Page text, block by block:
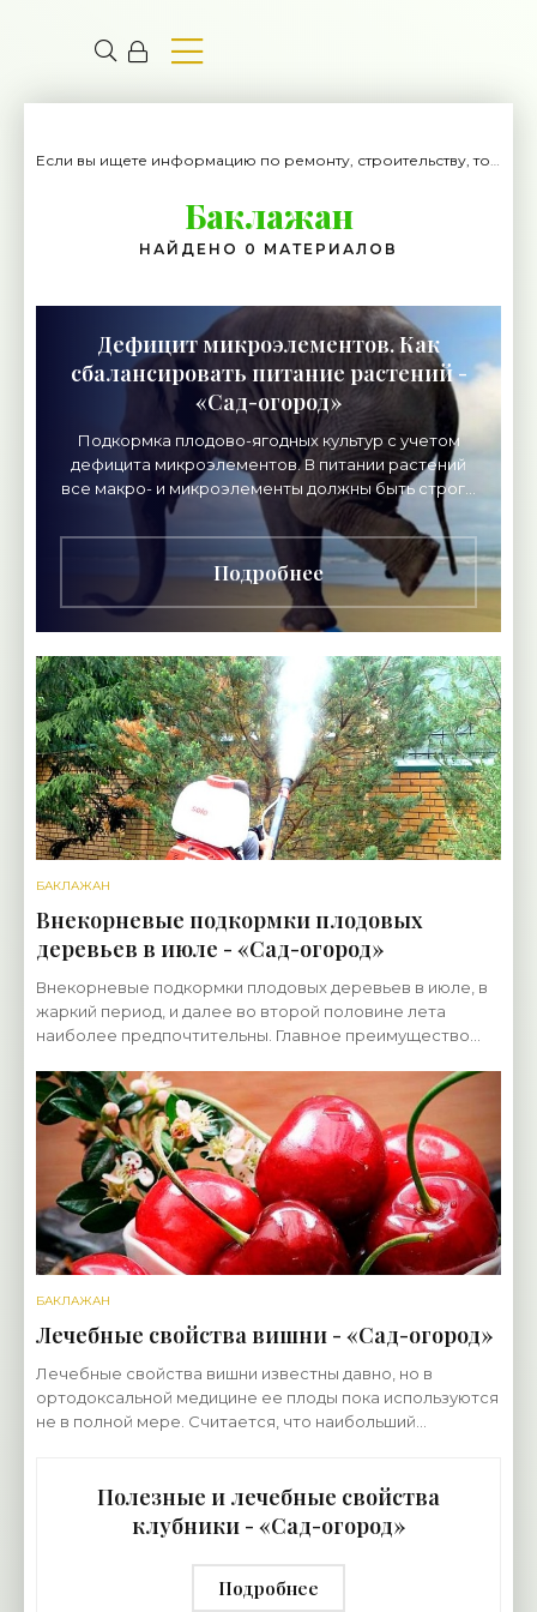
Если вы ищете информацию по ремонту, строительству, то вы попали на нужный сайт.
Баклажан
НАЙДЕНО 0 МАТЕРИАЛОВ
Дефицит микроэлементов. Как
сбалансировать питание растений -
«Сад-огород»
Подкормка плодово-ягодных культур с учетом
дефицита микроэлементов. В питании растений
все макро- и микроэлементы должны быть строго
сбалансированы — дефицит хотя бы одного
питательного
Подробнее
БАКЛАЖАН
Внекорневые подкормки плодовых
деревьев в июле - «Сад-огород»
Внекорневые подкормки плодовых деревьев в июле, в
жаркий период, и далее во второй половине лета
наиболее предпочтительны. Главное преимущество
БАКЛАЖАН
Лечебные свойства вишни - «Сад-огород»
Лечебные свойства вишни известны давно, но в
ортодоксальной медицине ее плоды пока используются
не в полной мере. Считается, что наибольший
Полезные и лечебные свойства
клубники - «Сад-огород»
Подробнее